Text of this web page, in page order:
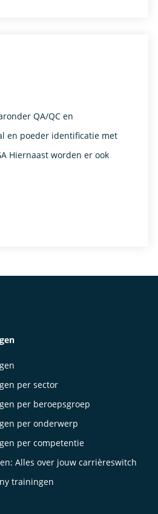
QA/QC en
en poeder identificatie met
Hiernaast worden er ook
per sector
per beroepsgroep
per onderwerp
per competentie
Alles over jouw carrièreswitch
trainingen